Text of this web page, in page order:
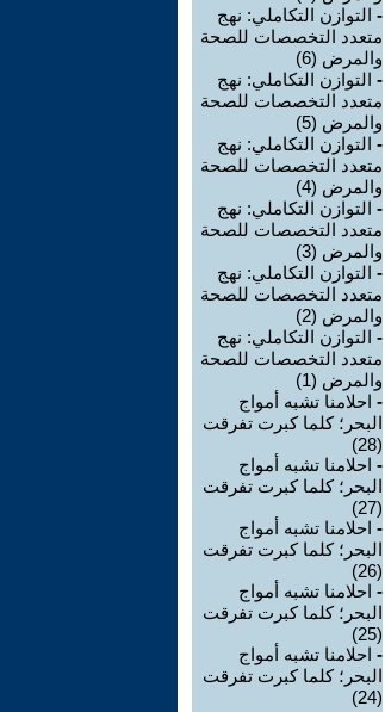
- التوازن التكاملي: نهج
متعدد التخصصات للصحة
والمرض (6)
- التوازن التكاملي: نهج
متعدد التخصصات للصحة
والمرض (5)
- التوازن التكاملي: نهج
متعدد التخصصات للصحة
والمرض (4)
- التوازن التكاملي: نهج
متعدد التخصصات للصحة
والمرض (3)
- التوازن التكاملي: نهج
متعدد التخصصات للصحة
والمرض (2)
- التوازن التكاملي: نهج
متعدد التخصصات للصحة
والمرض (1)
- احلامنا تشبه أمواج
البحر؛ كلما كبرت تفرقت
(28)
- احلامنا تشبه أمواج
البحر؛ كلما كبرت تفرقت
(27)
- احلامنا تشبه أمواج
البحر؛ كلما كبرت تفرقت
(26)
- احلامنا تشبه أمواج
البحر؛ كلما كبرت تفرقت
(25)
- احلامنا تشبه أمواج
البحر؛ كلما كبرت تفرقت
(24)